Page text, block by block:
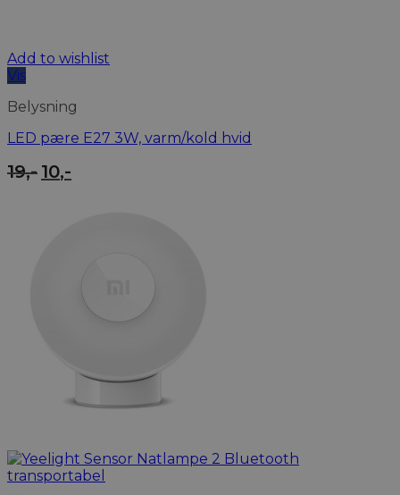
Add to wishlist
Vis
Belysning
LED pære E27 3W, varm/kold hvid
19,- Den
oprindelige
10,-
aktuelle